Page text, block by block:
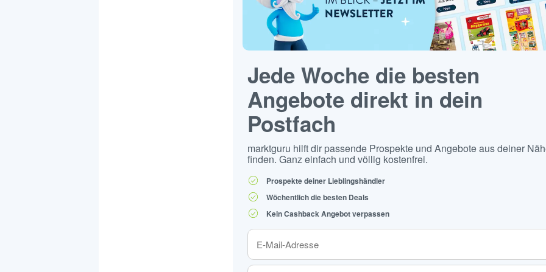
Jede Woche die besten
Angebote direkt in dein
Postfach
marktguru hilft dir passende Prospekte und Angebote aus deiner
finden. Ganz einfach und völlig kostenfrei.
Prospekte deiner Lieblingshändler
Wöchentlich die besten Deals
Kein Cashback Angebot verpassen